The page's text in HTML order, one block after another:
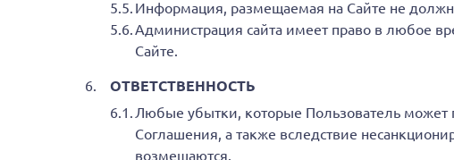
Информация, размещаемая на Сайте не
Администрация сайта имеет право в любое
Сайте.
ОТВЕТСТВЕННОСТЬ
Любые убытки, которые Пользователь может
Соглашения, а также вследствие
возмещаются.